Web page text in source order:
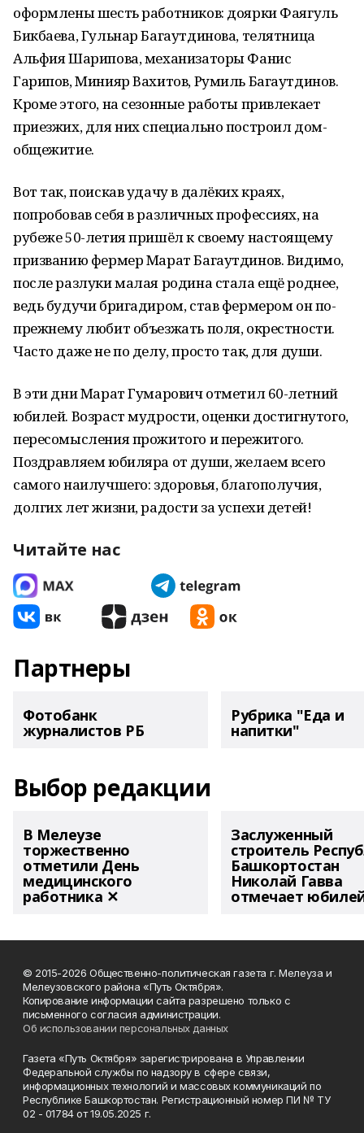
оформлены шесть работников: доярки Фаягуль
Бикбаева, Гульнар Багаутдинова, телятница
Альфия Шарипова, механизаторы Фанис
Гарипов, Минияр Вахитов, Румиль Багаутдинов.
Кроме этого, на сезонные работы привлекает
приезжих, для них специально построил дом-
общежитие.
Вот так, поискав удачу в далёких краях,
попробовав себя в различных профессиях, на
рубеже 50-летия пришёл к своему настоящему
призванию фермер Марат Багаутдинов. Видимо,
после разлуки малая родина стала ещё роднее,
ведь будучи бригадиром, став фермером он по-
прежнему любит объезжать поля, окрестности.
Часто даже не по делу, просто так, для души.
В эти дни Марат Гумарович отметил 60-летний
юбилей. Возраст мудрости, оценки достигнутого,
пересомысления прожитого и пережитого.
Поздравляем юбиляра от души, желаем всего
самого наилучшего: здоровья, благополучия,
долгих лет жизни, радости за успехи детей!
Читайте нас
Партнеры
Фотобанк
журналистов РБ
Рубрика "Еда и
напитки"
Выбор редакции
В Мелеузе
торжественно
отметили День
медицинского
работника ✕
Заслуженный
строитель
Башкортостан
Николай Гавва
отмечает
© 2015-2026 Общественно-политическая газета г. Мелеуза и
Мелеузовского района «Путь Октября».
Копирование информации сайта разрешено только с
письменного согласия администрации.
Об использовании персональных данных
Газета «Путь Октября» зарегистрирована в Управлении
Федеральной службы по надзору в сфере связи,
информационных технологий и массовых коммуникаций по
Республике Башкортостан. Регистрационный номер ПИ № ТУ
02 - 01784 от 19.05.2025 г.